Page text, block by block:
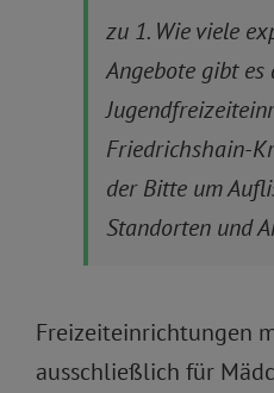
zu 1. Wie viele
Angebote gibt
Friedrichshain-
der Bitte um
Standorten und
Freizeiteinrichtungen
ausschließlich für